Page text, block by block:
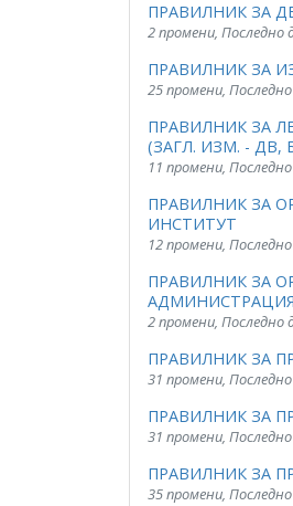
ПРАВИЛНИК ЗА
2 промени, Последно
ПРАВИЛНИК ЗА
25 промени,
ПРАВИЛНИК ЗА
(ЗАГЛ. ИЗМ. - ДВ,
11 промени,
ПРАВИЛНИК ЗА
ИНСТИТУТ
12 промени,
ПРАВИЛНИК ЗА
2 промени, Последно
ПРАВИЛНИК ЗА
31 промени,
ПРАВИЛНИК ЗА
31 промени,
ПРАВИЛНИК ЗА
35 промени,